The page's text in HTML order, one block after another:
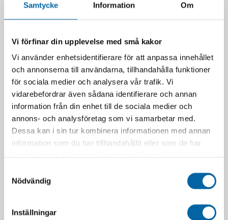
Samtycke Information Om
Vi förfinar din upplevelse med små kakor
Vi använder enhetsidentifierare för att anpassa innehållet
och annonserna till användarna, tillhandahålla funktioner
för sociala medier och analysera vår trafik. Vi
vidarebefordrar även sådana identifierare och annan
information från din enhet till de sociala medier och
annons- och analysföretag som vi samarbetar med.
Dessa kan i sin tur kombinera informationen med annan
information som du har tillhandahållit eller som de har
Nödvändig
Inställningar
arbetsdagar
3 400,00
Puller Tool (CFMOTO)
LÄGG I VARUKORG